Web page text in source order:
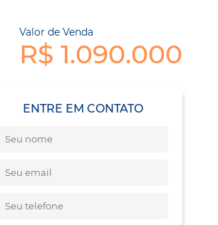
Valor de Venda
R$ 1.090.000
ENTRE EM CONTATO